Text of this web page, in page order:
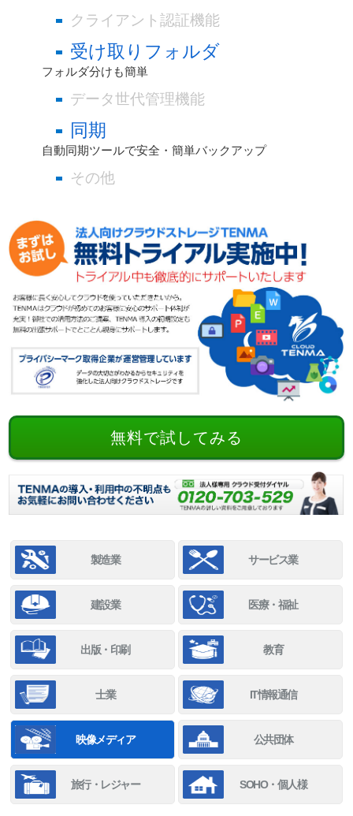
クライアント認証機能
受け取りフォルダ
フォルダ分けも簡単
データ世代管理機能
同期
自動同期ツールで安全・簡単バックアップ
その他
無料で試してみる
製造業 サービス業
建設業 医療・福祉
出版・印刷 教育
士業 IT情報通信
映像メディア 公共団体
旅行・レジャー SOHO・個人様